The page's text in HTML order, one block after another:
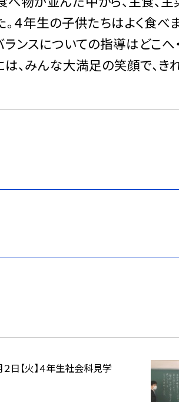
４年生の子供たちはよく食べ
ンスについての指導はどこへ・
、みんな大満足の笑顔で、
２日【火】４年生社会科見学